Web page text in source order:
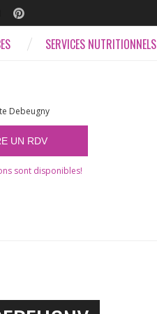
SERVICES NUTRITIONNELS
sont disponibles!